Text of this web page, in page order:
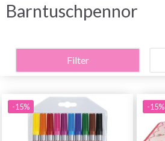
Barntuschpennor
Filter
-15% -15%